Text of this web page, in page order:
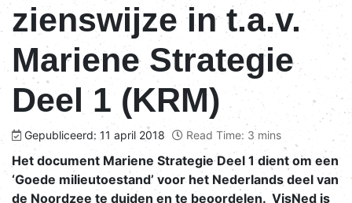
zienswijze in t.a.v.
Mariene Strategie
Deel 1 (KRM)
Gepubliceerd: 11 april 2018 Read Time: 3 mins
Het document Mariene Strategie Deel 1 dient om een
‘Goede milieutoestand’ voor het Nederlands deel van
de Noordzee te duiden en te beoordelen. VisNed is